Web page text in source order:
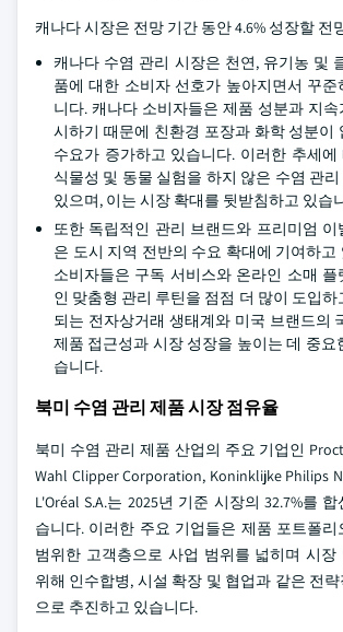
캐나다 시장은 전망 기간 동안 4.6% 성장할 전
캐나다 수염 관리 시장은 천연, 유기농 및
품에 대한 소비자 선호가 높아지면서 꾸준
니다. 캐나다 소비자들은 제품 성분과 지
시하기 때문에 친환경 포장과 화학 성분이
수요가 증가하고 있습니다. 이러한 추세에
식물성 및 동물 실험을 하지 않은 수염 관
있으며, 이는 시장 확대를 뒷받침하고 있습
또한 독립적인 관리 브랜드와 프리미엄
은 도시 지역 전반의 수요 확대에 기여하고
소비자들은 구독 서비스와 온라인 소매 플
인 맞춤형 관리 루틴을 점점 더 많이 도입하
되는 전자상거래 생태계와 미국 브랜드의
제품 접근성과 시장 성장을 높이는 데 중요
습니다.
북미 수염 관리 제품 시장 점유율
북미 수염 관리 제품 산업의 주요 기업인
Wahl Clipper Corporation, Koninklijke Philips
L'Oréal S.A.는 2025년 기준 시장의 32.7%를
습니다. 이러한 주요 기업들은 제품 포트폴
범위한 고객층으로 사업 범위를 넓히며 시장
위해 인수합병, 시설 확장 및 협업과 같은 전
으로 추진하고 있습니다.